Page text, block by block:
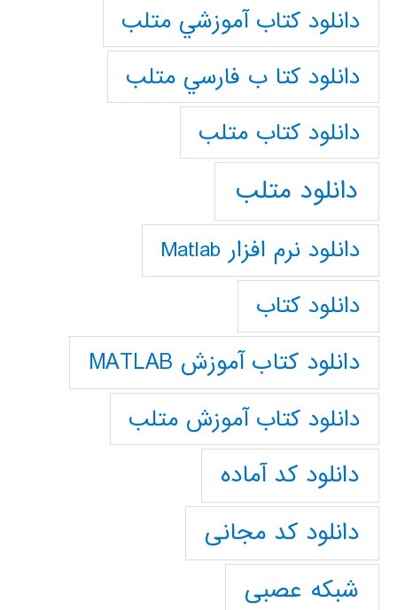
دانلود كتاب آموزشي متلب
دانلود كتا ب فارسي متلب
دانلود كتاب متلب
دانلود متلب
دانلود نرم افزار Matlab
دانلود کتاب
دانلود کتاب آموزش MATLAB
دانلود کتاب آموزش متلب
دانلود کد آماده
دانلود کد مجانی
شبکه عصبی